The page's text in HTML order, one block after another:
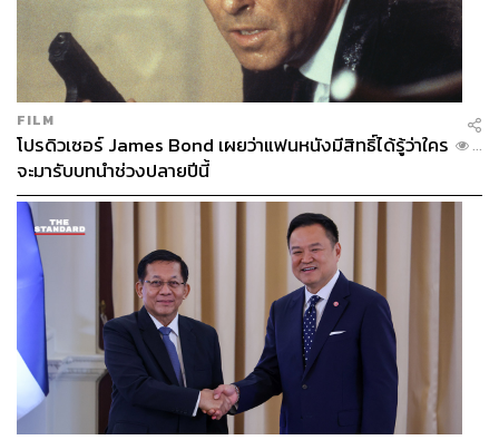
FILM
โปรดิวเซอร์ James Bond เผยว่าแฟนหนังมีสิทธิ์ได้รู้ว่าใคร
จะมารับบทนำช่วงปลายปีนี้
...